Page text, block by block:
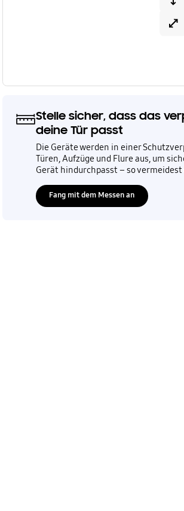
Stelle sicher, dass das
deine Tür passt
Die Geräte werden in einer
Türen, Aufzüge und Flure aus, um
Gerät hindurchpasst – so vermeidest
Fang mit dem Messen an